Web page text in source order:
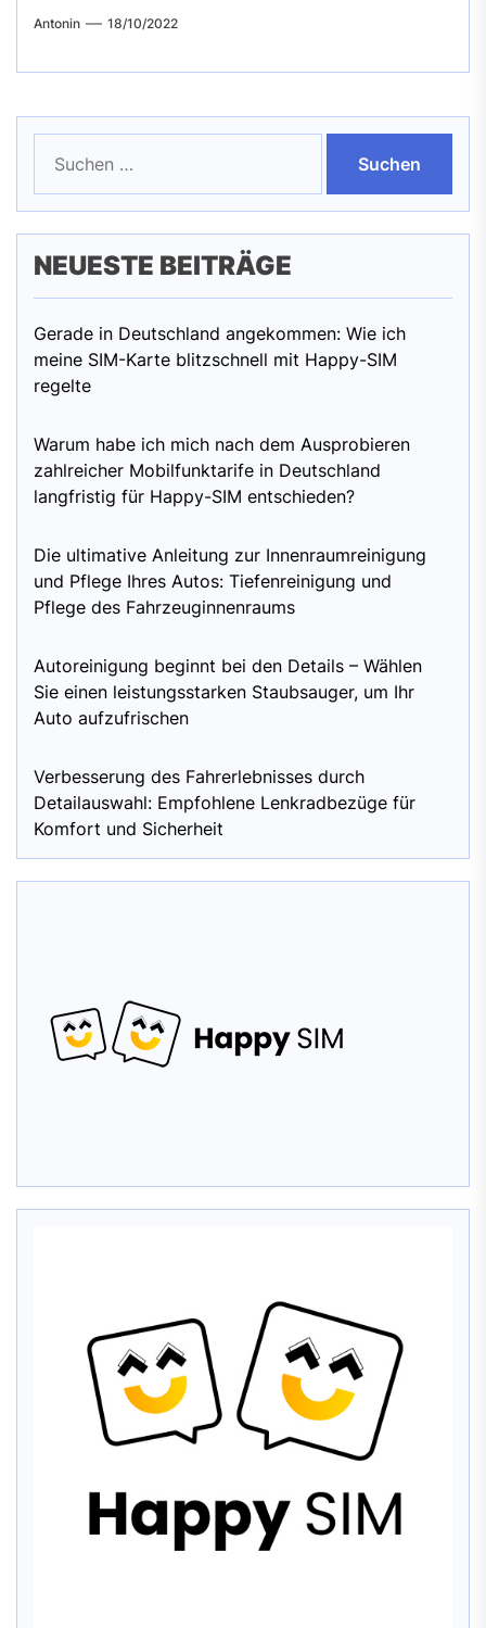
Antonin 18/10/2022
nach:
NEUESTE BEITRÄGE
Gerade in Deutschland angekommen: Wie ich
meine SIM-Karte blitzschnell mit Happy-SIM
regelte
Warum habe ich mich nach dem Ausprobieren
zahlreicher Mobilfunktarife in Deutschland
langfristig für Happy-SIM entschieden?
Die ultimative Anleitung zur Innenraumreinigung
und Pflege Ihres Autos: Tiefenreinigung und
Pflege des Fahrzeuginnenraums
Autoreinigung beginnt bei den Details – Wählen
Sie einen leistungsstarken Staubsauger, um Ihr
Auto aufzufrischen
Verbesserung des Fahrerlebnisses durch
Detailauswahl: Empfohlene Lenkradbezüge für
Komfort und Sicherheit